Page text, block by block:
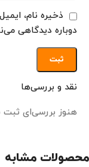
نقد و بررسی‌ها
هنوز بررسی‌ای
ذخیره نام،
دوباره دیدگاهی
محصولات مشابه